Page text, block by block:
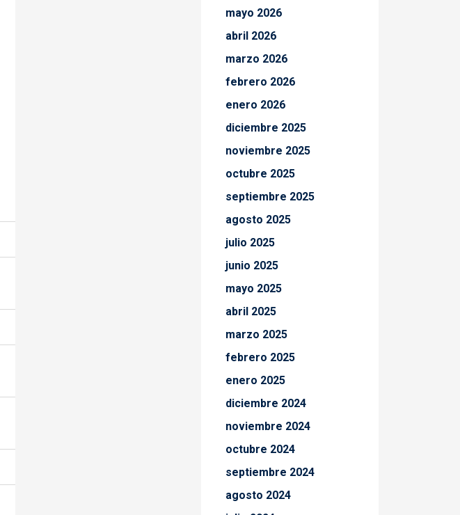
mayo 2026
abril 2026
marzo 2026
febrero 2026
enero 2026
diciembre 2025
noviembre 2025
octubre 2025
septiembre 2025
agosto 2025
julio 2025
junio 2025
mayo 2025
abril 2025
marzo 2025
febrero 2025
enero 2025
diciembre 2024
noviembre 2024
octubre 2024
septiembre 2024
agosto 2024